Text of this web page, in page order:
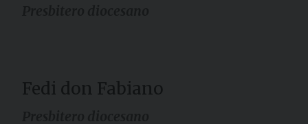
Fedi don Fabiano